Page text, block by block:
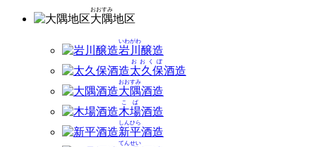
大隅
おおすみ
地区
岩川
いわがわ
醸造
太久保
おおくぼ
酒造
大隅
おおすみ
酒造
木場
こば
酒造
新平
しんひら
酒造
てんせい